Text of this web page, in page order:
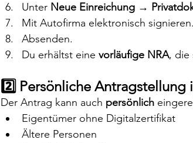
Unter Neue Einreichung →
Mit Autofirma elektronisch signieren.
Absenden.
Du erhältst eine vorläufige NRA, die
2️⃣ Persönliche
Der Antrag kann auch persönlich
Eigentümer ohne Digitalzertifikat
Ältere Personen